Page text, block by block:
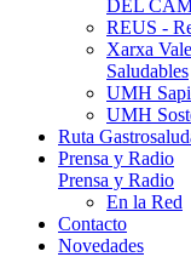
DEL
REUS -
Xarxa
Saludables
UMH
UMH
Ruta
Prensa y Radio
Prensa y Radio
En la Red
Contacto
Novedades